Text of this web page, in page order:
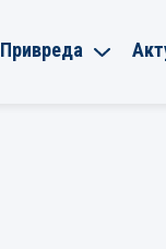
Привреда